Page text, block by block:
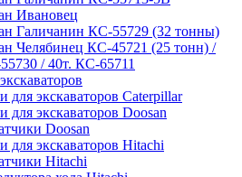
Ивановец
Галичанин КС-55729 (32 тонны)
Челябинец КС-45721 (25 тонн) /
/ 40т. КС-65711
для экскаваторов Caterpillar
для экскаваторов Doosan
Doosan
для экскаваторов Hitachi
Hitachi